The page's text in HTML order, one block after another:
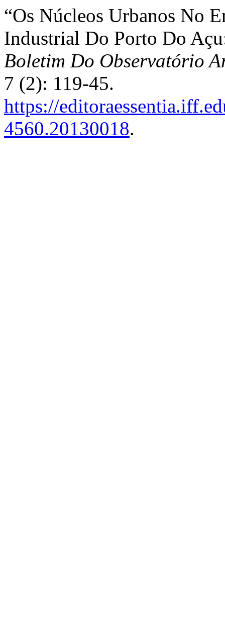
“Os Núcleos Urbanos No
Industrial Do Porto Do
Boletim Do Observatório
7 (2): 119-45.
https://
4560.20130018.